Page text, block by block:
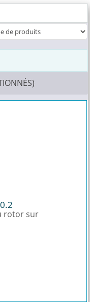
rotor sur
du rotor SEP
rotor SEP 750.2